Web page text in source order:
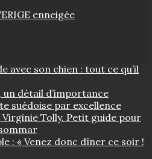
avec son chien : tout ce qu’il
un détail d’importance
suédoise par excellence
Tolly. Petit guide pour
: « Venez donc dîner ce soir !